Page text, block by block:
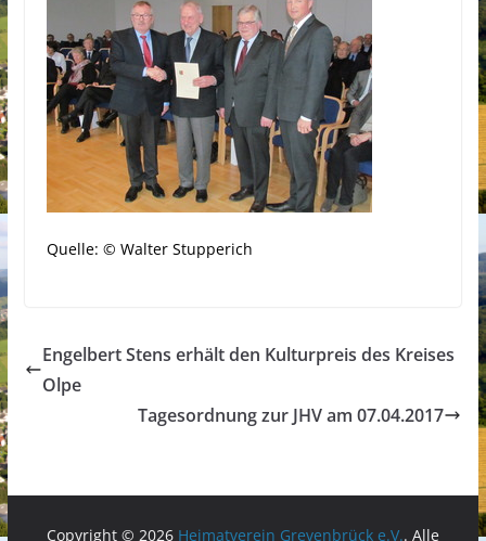
Quelle: © Walter Stupperich
Engelbert Stens erhält den Kulturpreis des Kreises
Olpe
Tagesordnung zur JHV am 07.04.2017
Copyright © 2026 Heimatverein Grevenbrück e.V.. Alle